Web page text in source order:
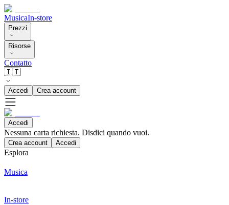
MusicaIn-store
Prezzi
Risorse
Contatto
🇮🇹
Accedi Crea account
Accedi
Nessuna carta richiesta. Disdici quando vuoi.
Crea account Accedi
Esplora
Musica
In-store